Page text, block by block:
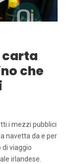
carta
che
i mezzi pubblici
navetta da e per
di viaggio
irlandese.